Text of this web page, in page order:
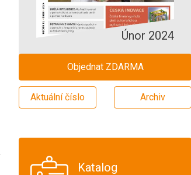
Únor 2024
Objednat ZDARMA
Aktuální číslo Archiv
Katalog